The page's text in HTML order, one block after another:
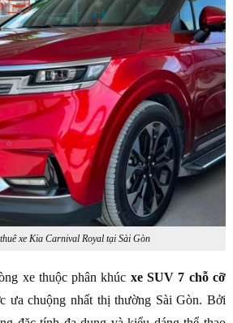
xe Kia Carnival Royal tại Sài Gòn
xe thuộc phân khúc xe SUV 7 chỗ cỡ
ưa chuộng nhất thị thường Sài Gòn. Bởi